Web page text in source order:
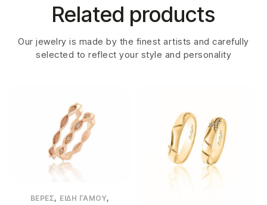
Related products
Our jewelry is made by the finest artists and carefully
selected to reflect your style and personality
ΒΈΡΕΣ, ΕΊΔΗ ΓΆΜΟΥ,